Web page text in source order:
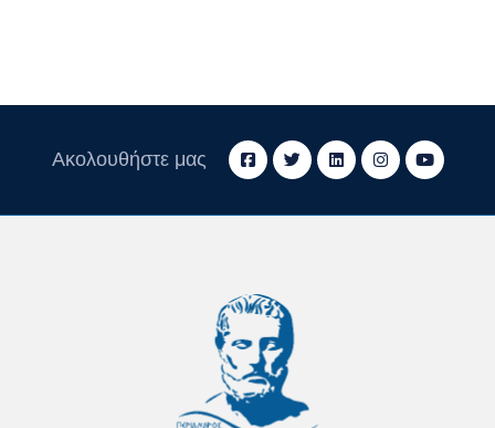
Ακολουθήστε μας